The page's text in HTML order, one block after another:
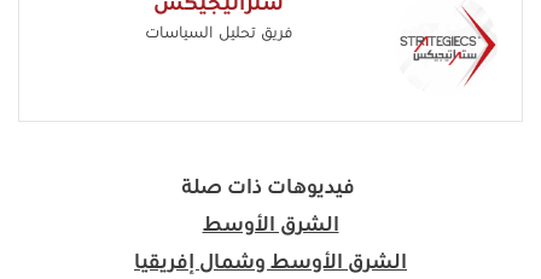
فريق تحليل السياسات
فيديوهات ذات صلة
الشرق الأوسط
الشرق الأوسط وشمال إفريقيا